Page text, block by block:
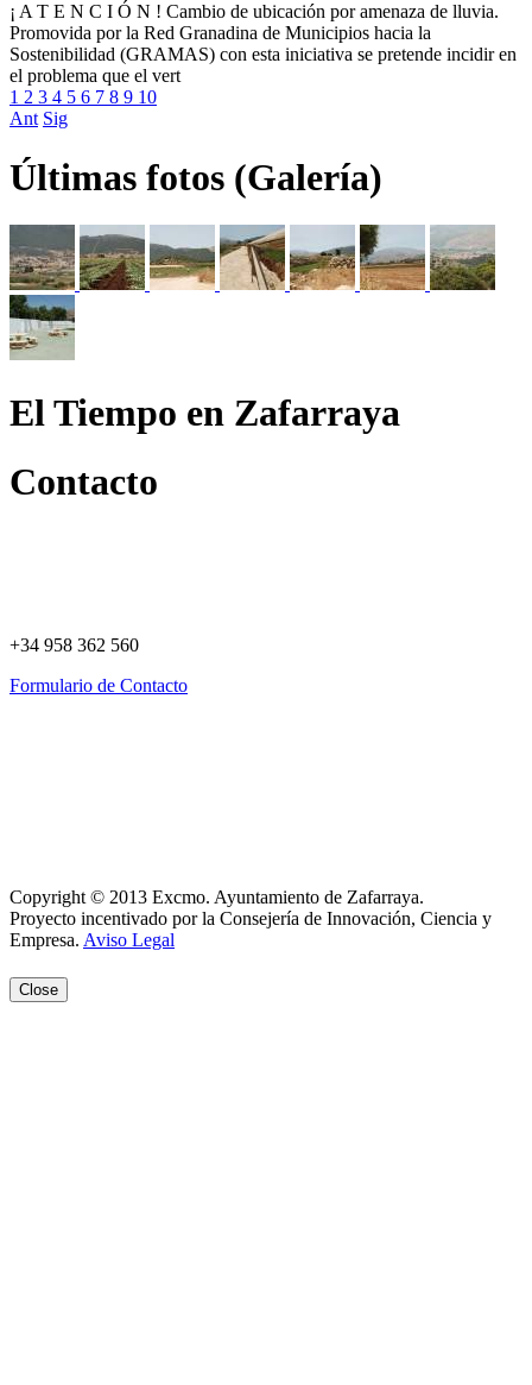
¡ A T E N C I Ó N ! Cambio de ubicación por amenaza de lluvia.
Promovida por la Red Granadina de Municipios hacia la
Sostenibilidad (GRAMAS) con esta iniciativa se pretende incidir en
el problema que el vert
1 2 3 4 5 6 7 8 9 10
Ant Sig
Últimas fotos (Galería)
El Tiempo en Zafarraya
Contacto
+34 958 362 560
Formulario de Contacto
Copyright © 2013 Excmo. Ayuntamiento de Zafarraya.
Proyecto incentivado por la Consejería de Innovación, Ciencia y
Empresa. Aviso Legal
Close